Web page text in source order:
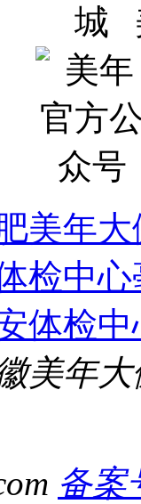
美年
检中心
体检中
美年
备案